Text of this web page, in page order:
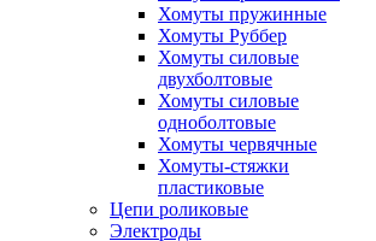
Хомуты пружинные
Хомуты Руббер
Хомуты силовые
двухболтовые
Хомуты силовые
одноболтовые
Хомуты червячные
Хомуты-стяжки
пластиковые
Цепи роликовые
Электроды